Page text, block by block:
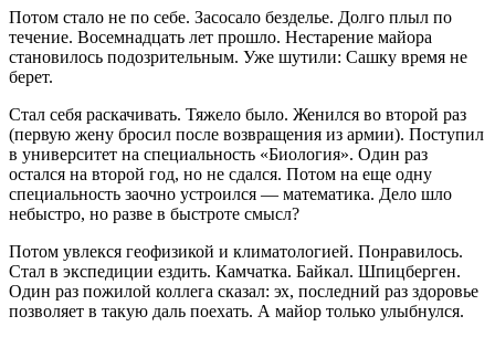
Потом стало не по себе. Засосало безделье. Долго плыл по
течение. Восемнадцать лет прошло. Нестарение майора
становилось подозрительным. Уже шутили: Сашку время не
берет.
Стал себя раскачивать. Тяжело было. Женился во второй раз
(первую жену бросил после возвращения из армии). Поступил
в университет на специальность «Биология». Один раз
остался на второй год, но не сдался. Потом на еще одну
специальность заочно устроился — математика. Дело шло
небыстро, но разве в быстроте смысл?
Потом увлекся геофизикой и климатологией. Понравилось.
Стал в экспедиции ездить. Камчатка. Байкал. Шпицберген.
Один раз пожилой коллега сказал: эх, последний раз здоровье
позволяет в такую даль поехать. А майор только улыбнулся.